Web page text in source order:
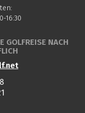
16:30
GOLFREISE NACH